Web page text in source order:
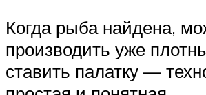
Когда рыба найдена,
производить уже
ставить палатку —